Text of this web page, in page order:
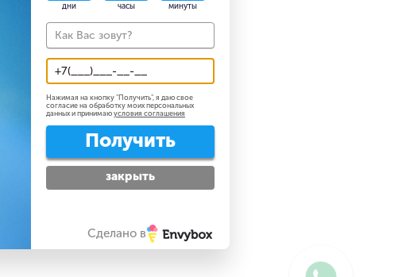
дни часы минуты
Нажимая на кнопку "Получить", я даю свое
согласие на обработку моих персональных
данных и принимаю условия соглашения
Получить
закрыть
Сделано в